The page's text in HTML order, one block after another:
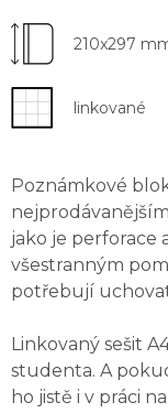
210x297
linkované
Poznámkové
jako je perforace
všestranným
potřebují
Linkovaný sešit
studenta. A
ho jistě i v práci